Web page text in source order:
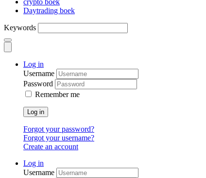
crypto boek
Daytrading boek
Keywords
Log in
Username
Password
Remember me
Log in
Forgot your password?
Forgot your username?
Create an account
Log in
Username